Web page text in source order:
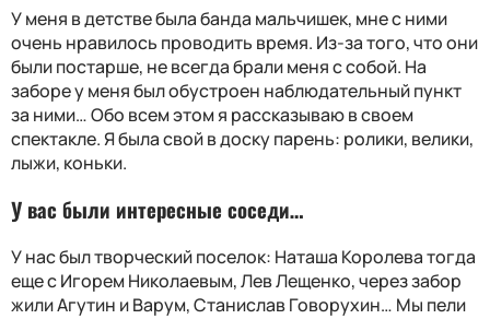
У меня в детстве была банда мальчишек, мне с ними
очень нравилось проводить время. Из-за того, что они
были постарше, не всегда брали меня с собой. На
заборе у меня был обустроен наблюдательный пункт
за ними… Обо всем этом я рассказываю в своем
спектакле. Я была свой в доску парень: ролики, велики,
лыжи, коньки.
У вас были интересные соседи…
У нас был творческий поселок: Наташа Королева тогда
еще с Игорем Николаевым, Лев Лещенко, через забор
жили Агутин и Варум, Станислав Говорухин… Мы пели